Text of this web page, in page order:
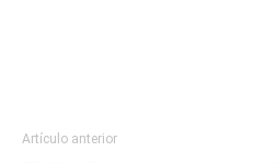
Artículo anterior